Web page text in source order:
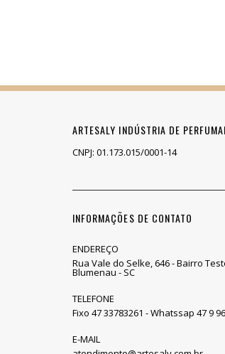
ARTESALY INDÚSTRIA DE
CNPJ: 01.173.015/0001-14
INFORMAÇÕES DE CONTATO
ENDEREÇO
Rua Vale do Selke, 646 - Bairro
Blumenau - SC
TELEFONE
Fixo 47 33783261 - Whatssap 47 9
E-MAIL